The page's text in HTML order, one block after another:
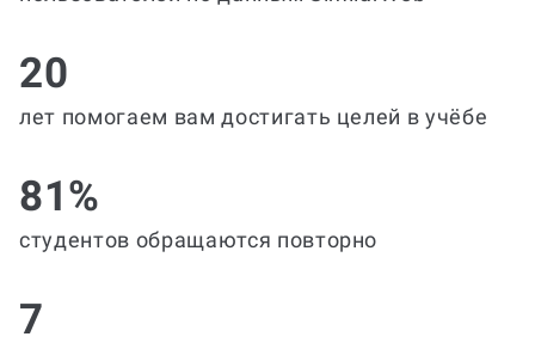
20
лет помогаем вам достигать целей в учёбе
81%
студентов обращаются повторно
7